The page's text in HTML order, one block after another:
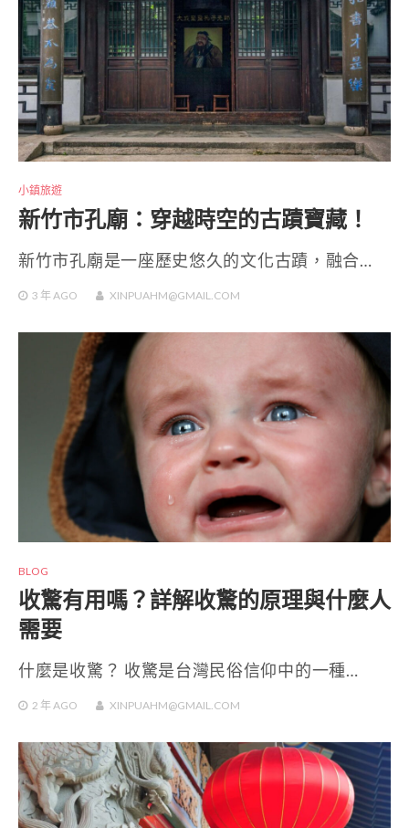
小鎮旅遊
新竹市孔廟：穿越時空的古蹟寶藏！
新竹市孔廟是一座歷史悠久的文化古蹟，融合…
3 年AGO XINPUAHM@GMAIL.COM
BLOG
收驚有用嗎？詳解收驚的原理與什麼人
需要
什麼是收驚？ 收驚是台灣民俗信仰中的一種…
2 年AGO XINPUAHM@GMAIL.COM